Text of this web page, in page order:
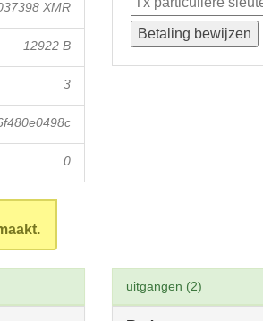
XMR
12922 B
3
0
uitgangen (2)